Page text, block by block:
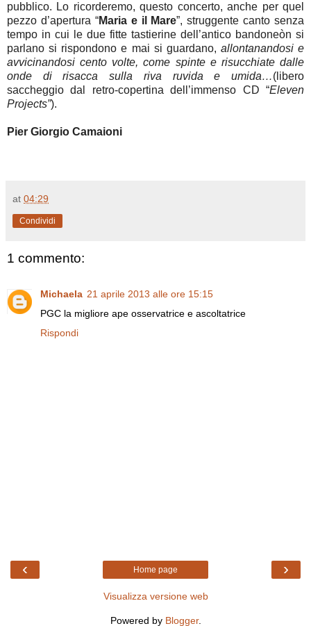
pubblico. Lo ricorderemo, questo concerto, anche per quel
pezzo d’apertura “Maria e il Mare”, struggente canto senza
tempo in cui le due fitte tastierine dell’antico bandoneòn si
parlano si rispondono e mai si guardano, allontanandosi e
avvicinandosi cento volte, come spinte e risucchiate dalle
onde di risacca sulla riva ruvida e umida…(libero
saccheggio dal retro-copertina dell’immenso CD “Eleven
Projects”).
Pier Giorgio Camaioni
at 04:29
Condividi
1 commento:
Michaela 21 aprile 2013 alle ore 15:15
PGC la migliore ape osservatrice e ascoltatrice
Rispondi
‹ ›
Home page
Visualizza versione web
Powered by Blogger.